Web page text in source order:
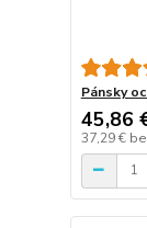
Pánsky
45,86
37,29 €